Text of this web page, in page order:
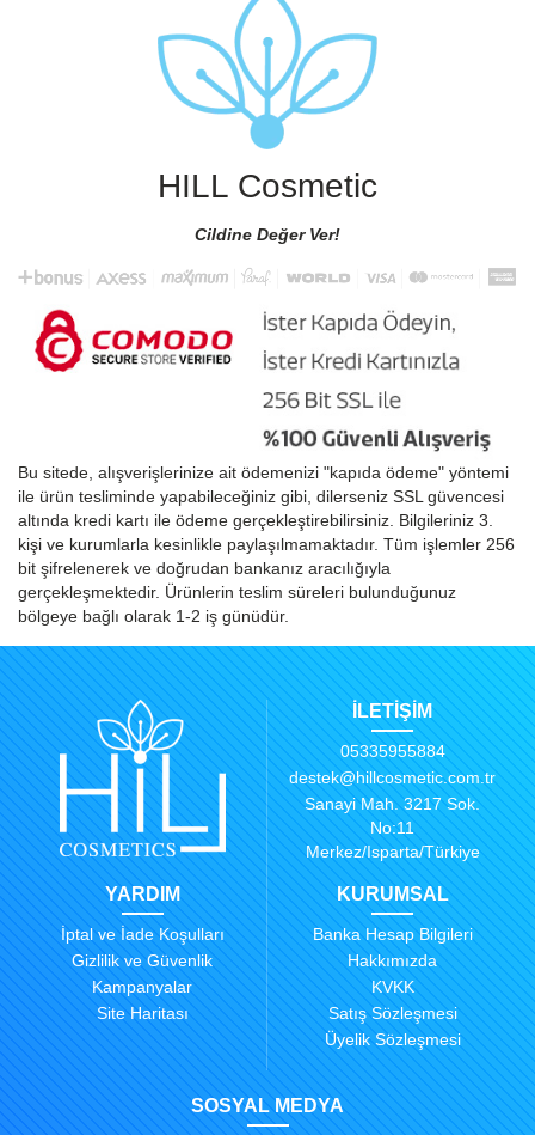
HILL Cosmetic
Cildine Değer Ver!
Bu sitede, alışverişlerinize ait ödemenizi "kapıda ödeme" yöntemi
ile ürün tesliminde yapabileceğiniz gibi, dilerseniz SSL güvencesi
altında kredi kartı ile ödeme gerçekleştirebilirsiniz. Bilgileriniz 3.
kişi ve kurumlarla kesinlikle paylaşılmamaktadır. Tüm işlemler 256
bit şifrelenerek ve doğrudan bankanız aracılığıyla
gerçekleşmektedir. Ürünlerin teslim süreleri bulunduğunuz
bölgeye bağlı olarak 1-2 iş günüdür.
İLETİŞİM
05335955884
destek@hillcosmetic.com.tr
Sanayi Mah. 3217 Sok.
No:11
Merkez/Isparta/Türkiye
YARDIM
İptal ve İade Koşulları
Gizlilik ve Güvenlik
Kampanyalar
Site Haritası
KURUMSAL
Banka Hesap Bilgileri
Hakkımızda
KVKK
Satış Sözleşmesi
Üyelik Sözleşmesi
SOSYAL MEDYA